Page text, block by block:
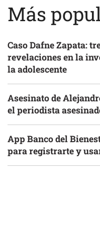
Más
Caso Dafne Zapata:
revelaciones en la
la adolescente
Asesinato de
el periodista
App Banco del
para registrarte y